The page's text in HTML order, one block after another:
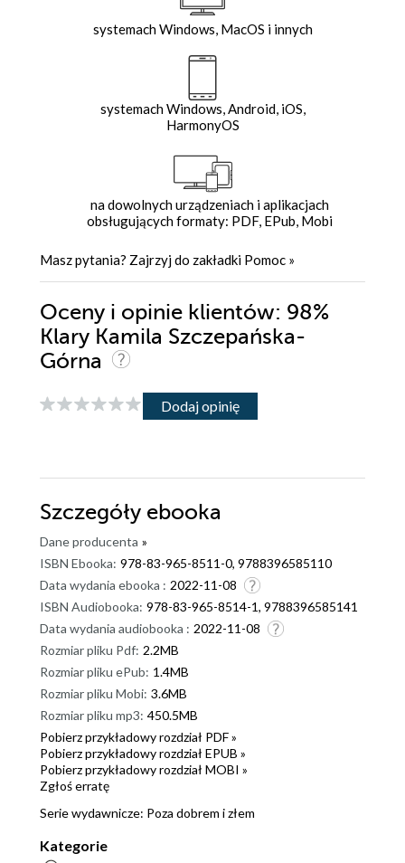
systemach Windows, MacOS i innych
systemach Windows, Android, iOS,
HarmonyOS
na dowolnych urządzeniach i aplikacjach
obsługujących formaty: PDF, EPub, Mobi
Masz pytania? Zajrzyj do zakładki Pomoc »
Oceny i opinie klientów: 98%
Klary Kamila Szczepańska-
Górna
Dodaj opinię
Szczegóły ebooka
Dane producenta »
ISBN Ebooka: 978-83-965-8511-0, 9788396585110
Data wydania ebooka : 2022-11-08
ISBN Audiobooka: 978-83-965-8514-1, 9788396585141
Data wydania audiobooka : 2022-11-08
Rozmiar pliku Pdf: 2.2MB
Rozmiar pliku ePub: 1.4MB
Rozmiar pliku Mobi: 3.6MB
Rozmiar pliku mp3: 450.5MB
Pobierz przykładowy rozdział PDF »
Pobierz przykładowy rozdział EPUB »
Pobierz przykładowy rozdział MOBI »
Zgłoś erratę
Serie wydawnicze: Poza dobrem i złem
Kategorie